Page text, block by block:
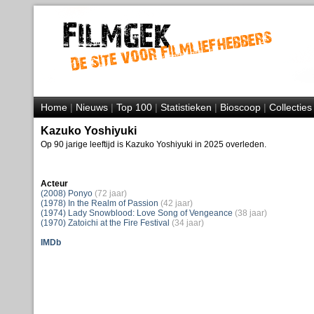
Home|Nieuws|Top 100|Statistieken|Bioscoop|Collecties
Kazuko Yoshiyuki
Op 90 jarige leeftijd is Kazuko Yoshiyuki in 2025 overleden.
Acteur
(2008) Ponyo (72 jaar)
(1978) In the Realm of Passion (42 jaar)
(1974) Lady Snowblood: Love Song of Vengeance (38 jaar)
(1970) Zatoichi at the Fire Festival (34 jaar)
IMDb